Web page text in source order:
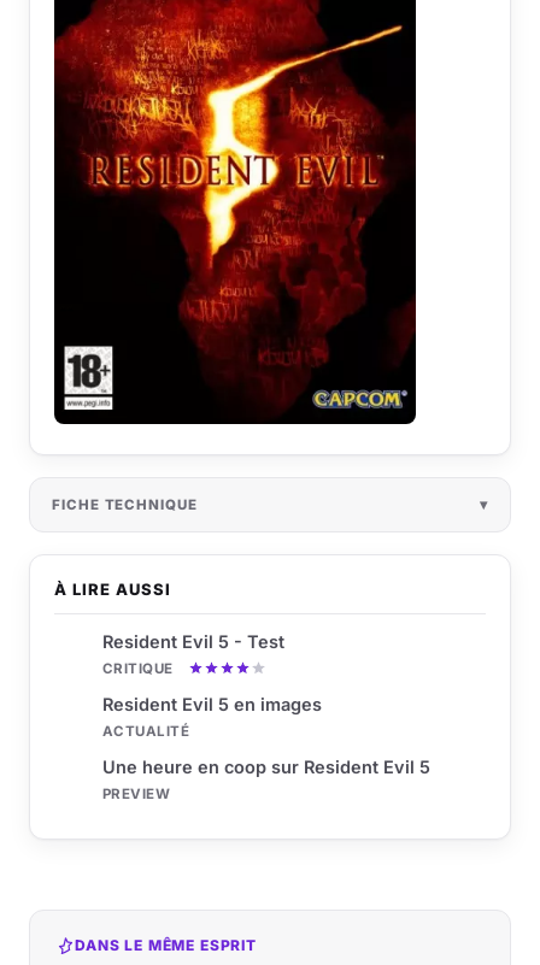
À LIRE AUSSI
Resident Evil 5 - Test
CRITIQUE
Resident Evil 5 en images
ACTUALITÉ
Une heure en coop sur Resident Evil 5
PREVIEW
FICHE TECHNIQUE
DANS LE MÊME ESPRIT